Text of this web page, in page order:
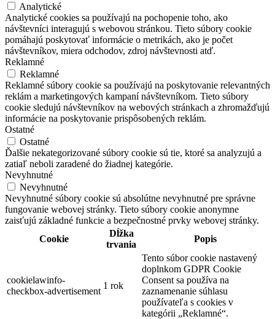
Analytické
Analytické cookies sa používajú na pochopenie toho, ako
návštevníci interagujú s webovou stránkou. Tieto súbory cookie
pomáhajú poskytovať informácie o metrikách, ako je počet
návštevníkov, miera odchodov, zdroj návštevnosti atď.
Reklamné
Reklamné
Reklamné súbory cookie sa používajú na poskytovanie relevantných
reklám a marketingových kampaní návštevníkom. Tieto súbory
cookie sledujú návštevníkov na webových stránkach a zhromažďujú
informácie na poskytovanie prispôsobených reklám.
Ostatné
Ostatné
Ďalšie nekategorizované súbory cookie sú tie, ktoré sa analyzujú a
zatiaľ neboli zaradené do žiadnej kategórie.
Nevyhnutné
Nevyhnutné
Nevyhnutné súbory cookie sú absolútne nevyhnutné pre správne
fungovanie webovej stránky. Tieto súbory cookie anonymne
zaisťujú základné funkcie a bezpečnostné prvky webovej stránky.
Cookie
Dĺžka
trvania
Popis
cookielawinfo-
checkbox-advertisement
1 rok
Tento súbor cookie nastavený
doplnkom GDPR Cookie
Consent sa používa na
zaznamenanie súhlasu
používateľa s cookies v
kategórii „Reklamné“.